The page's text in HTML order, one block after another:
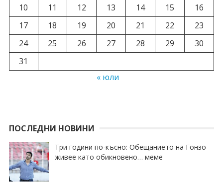
10
11 12 13 14 15
16
17
18 19 20 21 22
23
24
25 26 27 28 29
30
31
« юли
ПОСЛЕДНИ НОВИНИ
Три години по-късно: Обещанието на Гонзо
живее като обикновено… меме